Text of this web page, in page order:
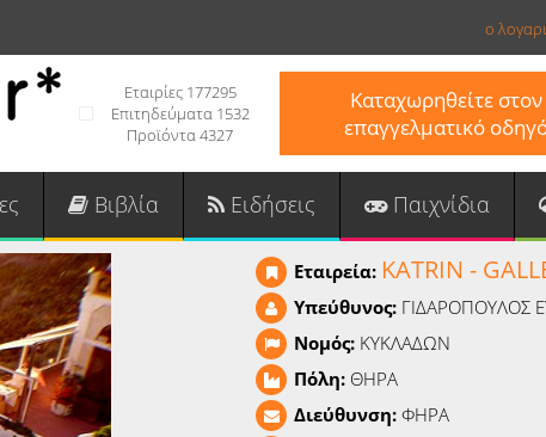
ο
Εταιρίες 177295
Επιτηδεύματα 1532
Προϊόντα 4327
Καταχωρηθείτε στον
επαγγελματικό
Βιβλία Ειδήσεις Παιχνίδια
Εταιρεία: KATRIN -
Υπεύθυνος: ΓΙΔΑΡΟΠΟΥΛΟΣ
Νομός: ΚΥΚΛΑΔΩΝ
Πόλη: ΘΗΡΑ
Διεύθυνση:ΦΗΡΑ